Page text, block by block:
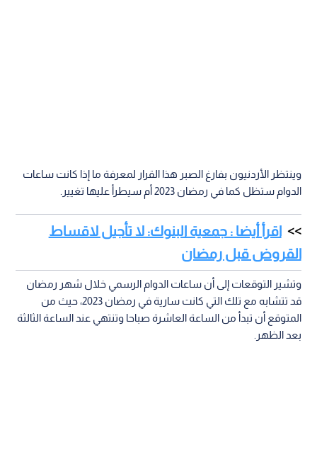
وينتظر الأردنيون بفارغ الصبر هذا القرار لمعرفة ما إذا كانت ساعات
الدوام ستظل كما في رمضان 2023 أم سيطرأ عليها تغيير.
اقرأ أيضا : جمعية البنوك: لا تأجيل لاقساط
القروض قبل رمضان
وتشير التوقعات إلى أن ساعات الدوام الرسمي خلال شهر رمضان
قد تتشابه مع تلك التي كانت سارية في رمضان 2023، حيث من
المتوقع أن تبدأ من الساعة العاشرة صباحا وتنتهي عند الساعة الثالثة
بعد الظهر.